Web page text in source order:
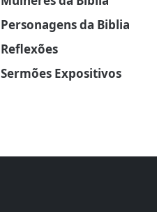
Personagens da Biblia
Reflexões
Sermões Expositivos